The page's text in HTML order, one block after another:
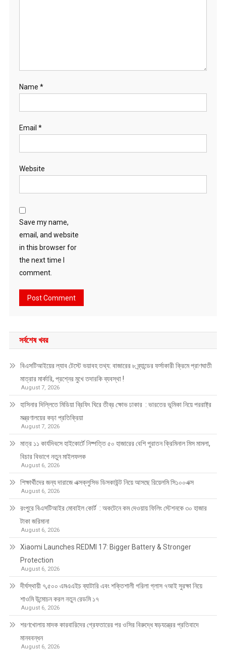
Name *
Email *
Website
Save my name,
email, and website
in this browser for
the next time I
comment.
সর্বশেষ খবর
বিএসটিআইয়ের ল্যাব টেস্টে ভয়াবহ তথ্য: বাজারের ৮ ব্র্যান্ডের ফর্সাকারী ক্রিমে প্রাণঘাতী
মাত্রার মার্কারি, প্রশ্নের মুখে তদারকি ব্যবস্থা !
August 7, 2026
হাসিনার দিল্লিতে মিডিয়া ব্রিফিং ঘিরে তীব্র ক্ষোভ ঢাকার : ভারতের ভূমিকা নিয়ে পররাষ্ট্র
মন্ত্রণালয়ের কড়া প্রতিক্রিয়া
August 7, 2026
মাত্র ১১ কার্যদিবসে হাইকোর্টে নিষ্পত্তি ৫০ হাজারের বেশি পুরাতন ক্রিমিনাল মিস মামলা,
বিচার বিভাগে নতুন মাইলফলক
August 6, 2026
শিক্ষার্থীদের জন্য দারাজে এক্সক্লুসিভ ডিসকাউন্ট নিয়ে আসছে রিয়েলমি সি১০০এক্স
August 6, 2026
রংপুরে বিএসটিআইর মোবাইল কোর্ট : অকটেনে কম দেওয়ায় ফিলিং স্টেশনকে ৩০ হাজার
টাকা জরিমানা
August 6, 2026
Xiaomi Launches REDMI 17: Bigger Battery & Stronger
Protection
August 6, 2026
দীর্ঘস্থায়ী ৭,৫০০ এমএএইচ ব্যাটারি এবং শক্তিশালী গরিলা গ্লাস ৭আই সুরক্ষা নিয়ে
শাওমি উন্মোচন করল নতুন রেডমি ১৭
August 6, 2026
শরণখোলায় মাদক কারবারিদের গ্রেফতারের পর ওসির বিরুদ্ধে ষড়যন্ত্রের প্রতিবাদে
মানববন্ধন
August 6, 2026